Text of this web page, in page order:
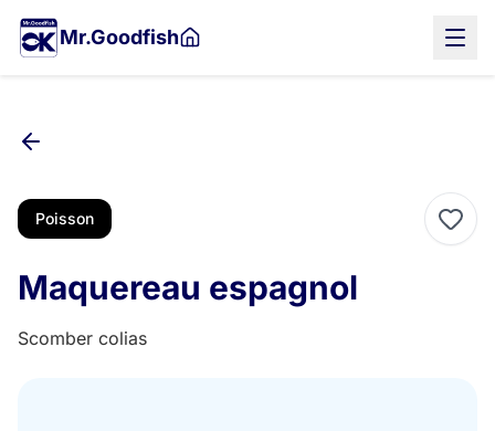
Aller
Mr.Goodfish
Poisson
Maquereau espagnol
Scomber colias